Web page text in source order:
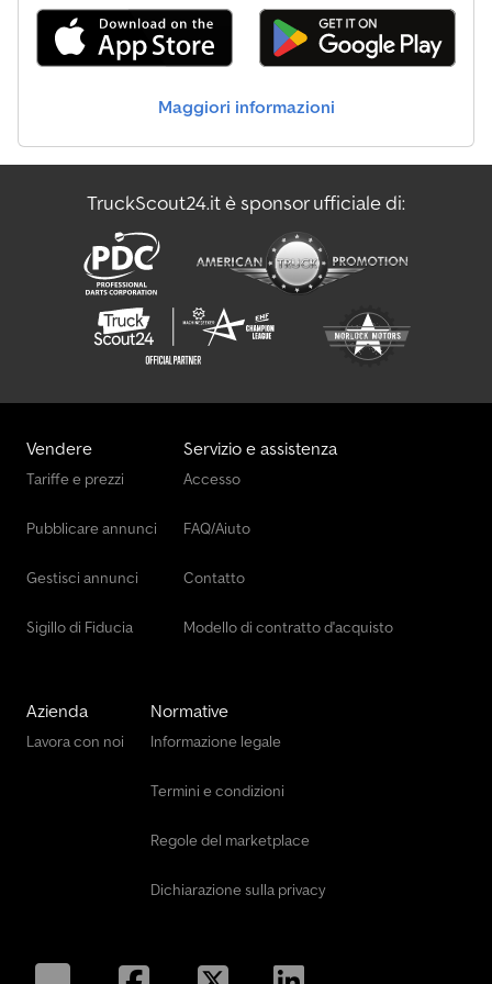
Autoradio/CD - Cassetta degli attrezzi - Parasole - Ruota di scorta
= Dettagli = = Opzioni e accessori aggiuntivi = -
Autoradio/mangianastri - Avvisatore acustico pneumatico -
slittamento controllato - Presa di forsa - Serbatoio del carburante
Chodoy Rym Sepfx Agmja = Ulteriori informazioni = Informazioni
Trasmissione: Powershift 3, 16 ingranaggi, Automatico
Configurazione dell'asse Dimensioni del pneumatico: 14.00 R 20
Asse anteriore: Carico massimo per asse: 9000 kg; Sterzo Asse
posteriore 1: Carico massimo per asse: 9000 kg Asse posteriore 2:
Carico massimo per asse: 9000 kg Funzionale Marca della
carrozzeria: ELS Fits 30+ people Stato Stato generale: molto
buono Danni: senza danni = Ulteriori informazioni = Trasmissione:
Mercedes-Benz, 16 ingranaggi, Automatico Anno di costruzione:
motore: Mercedes Benz OM460
Maggiori informazioni
TruckScout24.it è sponsor ufficiale di:
Vendere
Tariffe e prezzi
Pubblicare annunci
Gestisci annunci
Sigillo di Fiducia
Servizio e assistenza
Accesso
FAQ/Aiuto
Contatto
Modello di contratto d'acquisto
Azienda
Lavora con noi
Normative
Informazione legale
Termini e condizioni
Regole del marketplace
Dichiarazione sulla privacy